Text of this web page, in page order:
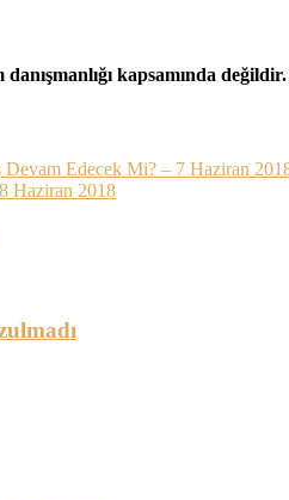
kapsamında değildir.
Devam Edecek Mi? – 7 Haziran
Haziran 2018